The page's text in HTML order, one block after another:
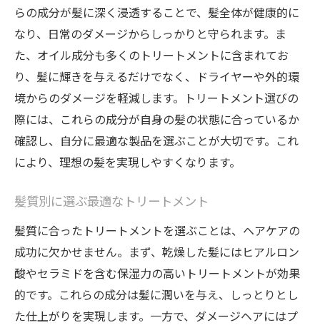
分
紫外線から髪を守るトリートメントケア
リッチトリートメントで実現するサロン級
の仕上がり
トリートメントで髪のハリとコシを戻す方
法
ダメージ髪を復活させるリッチヘアトリートメ
ントの秘密
ダメージ補修に必要なトリートメント成分
ト
パーマやブリーチによるダメージ回復法
ダメージ髪を蘇らせるナイトトリートメン
ト
らの成分が髪に深く浸透することで、髪全体が健康的に
なり、日常のダメージからしっかりと守られます。ま
た、オイル成分も多くのトリートメントに含まれてお
り、髪に輝きを与えるだけでなく、ドライヤーや外的環
境からのダメージを軽減します。トリートメント選びの
際には、これらの成分が自身の髪の状態に合っているか
確認し、自分に最適な製品を選ぶことが大切です。これ
により、理想の髪を実現しやすくなります。
髪質別に選ぶ最適なトリートメント
髪質に合ったトリートメントを選ぶことは、ヘアケアの
成功に欠かせません。まず、乾燥した髪にはヒアルロン
酸やセラミドを含む保湿力の高いトリートメントが効果
的です。これらの成分は髪に潤いを与え、しっとりとし
た仕上がりを実現します。一方で、ダメージヘアにはプ